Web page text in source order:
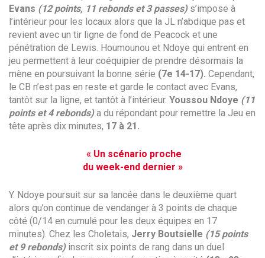
Evans (12 points, 11 rebonds et 3 passes)s’impose à
l’intérieur pour les locaux alors que la JL n’abdique pas et
revient avec un tir ligne de fond de Peacock et une
pénétration de Lewis. Houmounou et Ndoye qui entrent en
jeu permettent à leur coéquipier de prendre désormais la
mène en poursuivant la bonne série (7e 14-17). Cependant,
le CB n’est pas en reste et garde le contact avec Evans,
tantôt sur la ligne, et tantôt à l’intérieur. Youssou Ndoye (11
points et 4 rebonds)a du répondant pour remettre la Jeu en
tête après dix minutes, 17 à 21.
« Un scénario proche
du week-end dernier »
Y. Ndoye poursuit sur sa lancée dans le deuxième quart
alors qu’on continue de vendanger à 3 points de chaque
côté (0/14 en cumulé pour les deux équipes en 17
minutes). Chez les Choletais, Jerry Boutsielle (15 points
et 9 rebonds)inscrit six points de rang dans un duel